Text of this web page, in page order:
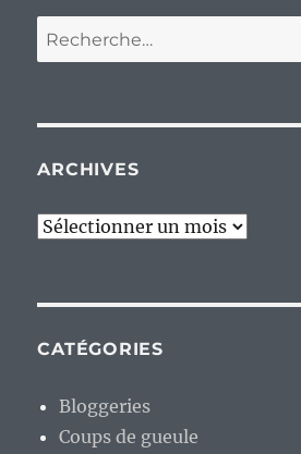
Recherche
pour :
ARCHIVES
Archives
CATÉGORIES
Bloggeries
Coups de gueule